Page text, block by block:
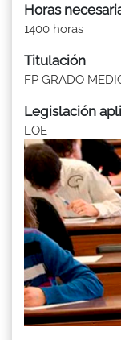
Horas
1400 horas
Titulación
FP GRADO
Legislación
LOE